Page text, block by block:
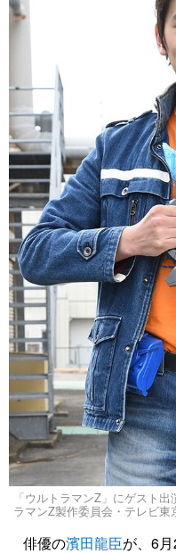
「ウルトラマンZ」にゲスト
ラマンZ製作委員会・テレビ東
俳優の濱田龍臣が、6